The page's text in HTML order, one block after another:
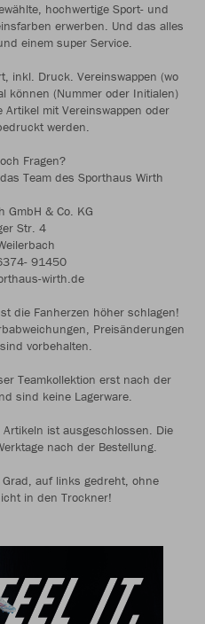
hochwertige Sport- und
erwerben. Und das alles
einem super Service.
inkl. Druck. Vereinswappen (wo
können (Nummer oder Initialen)
mit Vereinswappen oder
werden.
Fragen?
Team des Sporthaus Wirth
GmbH & Co. KG
Str. 4
91450
wirth.de
die Fanherzen höher schlagen!
Preisänderungen
vorbehalten.
Teamkollektion erst nach der
sind keine Lagerware.
ist ausgeschlossen. Die
nach der Bestellung.
auf links gedreht, ohne
in den Trockner!